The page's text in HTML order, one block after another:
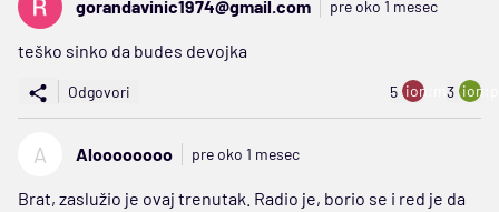
gorandavinic1974@gmail.com pre oko 1 mesec
teško sinko da budes devojka
Odgovori 5 ion:minus
3
A Aloooooooo pre oko 1 mesec
Brat, zaslužio je ovaj trenutak. Radio je, borio se i red je da